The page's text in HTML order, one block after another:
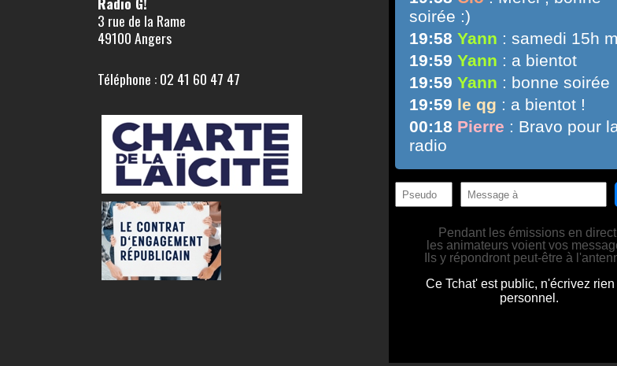
3 rue de la Rame
49100 Angers
Téléphone : 02 41 60 47 47